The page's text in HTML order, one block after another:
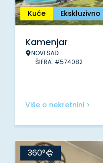
Kuće Ekskluzivno
Kamenjar
NOVI SAD
ŠIFRA: #574082
Više o nekretnini >
360°